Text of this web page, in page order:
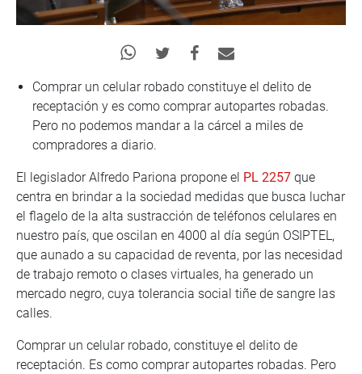
Comprar un celular robado constituye el delito de
receptación y es como comprar autopartes robadas.
Pero no podemos mandar a la cárcel a miles de
compradores a diario.
El legislador Alfredo Pariona propone el PL 2257 que
centra en brindar a la sociedad medidas que busca luchar
el flagelo de la alta sustracción de teléfonos celulares en
nuestro país, que oscilan en 4000 al día según OSIPTEL,
que aunado a su capacidad de reventa, por las necesidad
de trabajo remoto o clases virtuales, ha generado un
mercado negro, cuya tolerancia social tiñe de sangre las
calles.
Comprar un celular robado, constituye el delito de
receptación. Es como comprar autopartes robadas. Pero